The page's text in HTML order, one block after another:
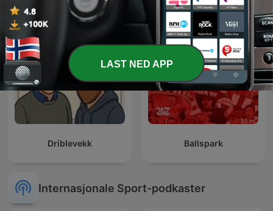
Driblevekk Ballspark
Internasjonale Sport-podkaster
LAST NED APP